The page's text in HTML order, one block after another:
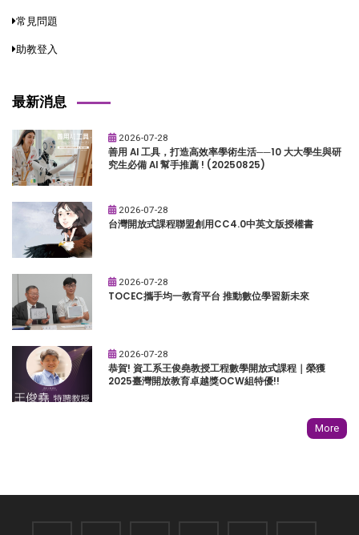
常見問題
助教登入
最新消息
2026-07-28
善用 AI 工具，打造高效率學術生活──10 大大學生與研
究生必備 AI 幫手推薦 ! (20250825)
2026-07-28
台灣開放式課程聯盟創用CC4.0中英文版授權書
2026-07-28
TOCEC攜手均一教育平台 推動數位學習新未來
2026-07-28
恭賀! 資工系王俊堯教授工程數學開放式課程｜榮獲
2025臺灣開放教育卓越獎OCW組特優!!
More